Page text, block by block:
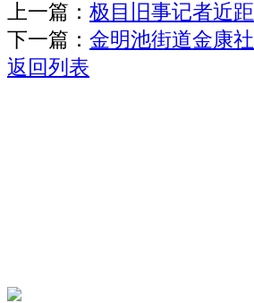
上一篇： 极目旧事记者近
下一篇： 金明池街道金康
返回列表